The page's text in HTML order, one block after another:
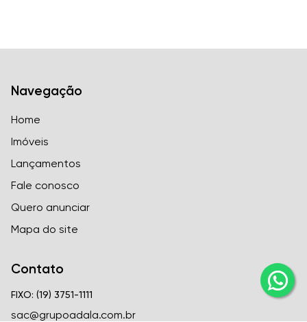
Navegação
Home
Imóveis
Lançamentos
Fale conosco
Quero anunciar
Mapa do site
Contato
FIXO: (19) 3751-1111
sac@grupoadala.com.br